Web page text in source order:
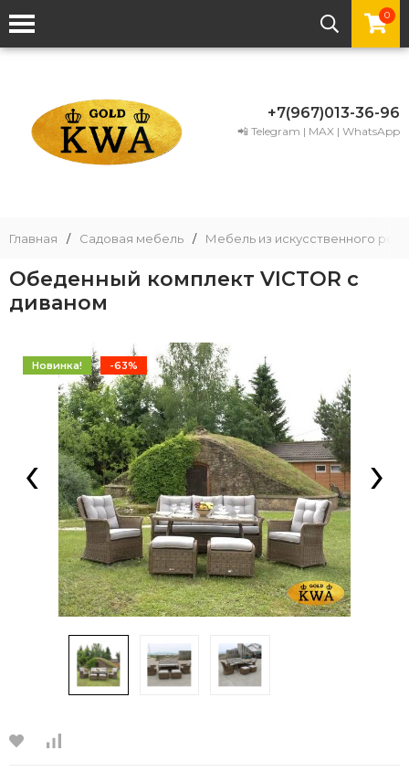
0
+7(967)013-36-96
📲 Telegram | MAX | WhatsApp
Главная / Садовая мебель / Мебель из искусственного
Обеденный комплект VICTOR с
диваном
Новинка! -63%
‹ ›